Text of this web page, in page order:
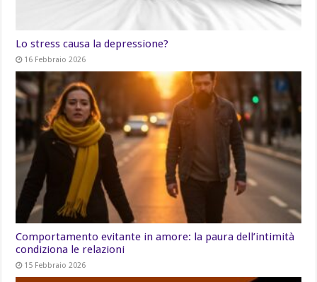
Lo stress causa la depressione?
16 Febbraio 2026
Comportamento evitante in amore: la paura dell’intimità
condiziona le relazioni
15 Febbraio 2026